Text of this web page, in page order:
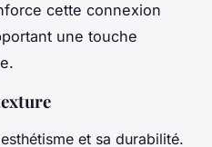
cette connexion
une touche
et sa durabilité.